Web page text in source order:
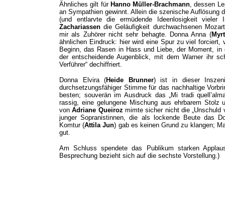
Ähnliches gilt für Hanno Müller-Brachmann, dessen
an Sympathien gewinnt. Allein die szenische Auflösung
(und entlarvte die ermüdende Ideenlosigkeit
Zachariassen die Geläufigkeit durchwachsenen
mir als Zuhörer nicht sehr behagte. Donna Anna (
ähnlichen Eindruck: hier wird eine Spur zu viel
Beginn, das Rasen in Hass und Liebe, der Moment,
der entscheidende Augenblick, mit dem Warner ihr
Verführer“ dechiffriert.
Donna Elvira (Heide Brunner) ist in dieser
durchsetzungsfähiger Stimme für das nachhaltige
besten; souverän im Ausdruck das „Mi tradi
rassig, eine gelungene Mischung aus ehrbarem Stolz
vonAdriane Queiroz mimte sicher nicht die „Unschuld
junger Sopranistinnen, die als lockende Beute das
Komtur (Attila Jun) gab es keinen Grund zu klangen;
gut.
Am Schluss spendete das Publikum starken
Besprechung bezieht sich auf die sechste Vorstellung.)